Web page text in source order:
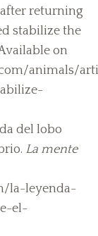
after returning
stabilize the
on
animals/
del lobo
La mente
la-leyenda-
el-